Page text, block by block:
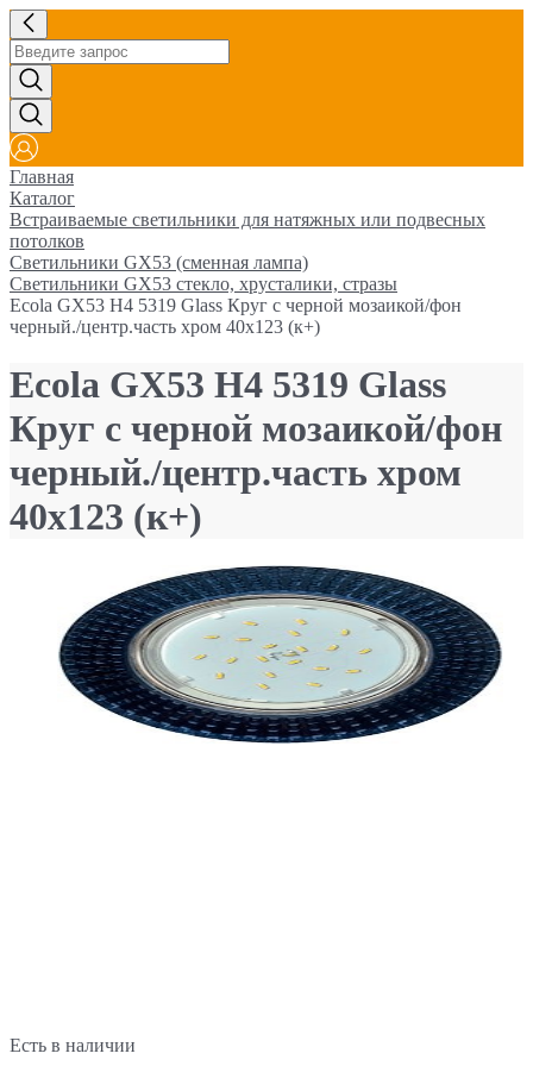
Главная
Каталог
Встраиваемые светильники для натяжных или подвесных
потолков
Светильники GX53 (сменная лампа)
Светильники GX53 стекло, хрусталики, стразы
Ecola GX53 H4 5319 Glass Круг с черной мозаикой/фон
черный./центр.часть хром 40x123 (к+)
Ecola GX53 H4 5319 Glass
Круг с черной мозаикой/фон
черный./центр.часть хром
40x123 (к+)
Есть в наличии